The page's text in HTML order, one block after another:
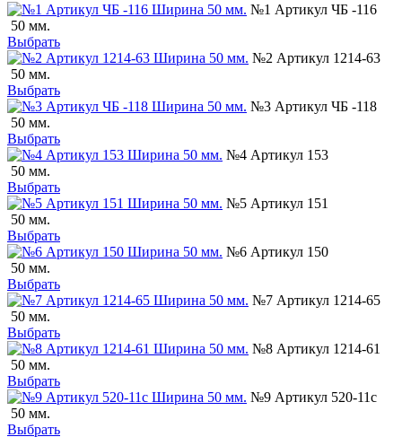
№1 Артикул ЧБ -116
50 мм.
Выбрать
№2 Артикул 1214-63
50 мм.
Выбрать
№3 Артикул ЧБ -118
50 мм.
Выбрать
№4 Артикул 153
50 мм.
Выбрать
№5 Артикул 151
50 мм.
Выбрать
№6 Артикул 150
50 мм.
Выбрать
№7 Артикул 1214-65
50 мм.
Выбрать
№8 Артикул 1214-61
50 мм.
Выбрать
№9 Артикул 520-11с
50 мм.
Выбрать